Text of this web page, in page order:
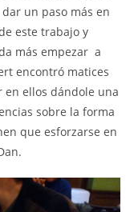
un paso más en
este trabajo y
más empezar a
encontró matices
ellos dándole una
sobre la forma
que esforzarse en